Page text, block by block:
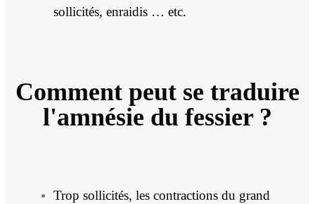
sollicités, enraidis … etc.
Comment peut se traduire
l'amnésie du fessier ?
Trop sollicités, les contractions du grand